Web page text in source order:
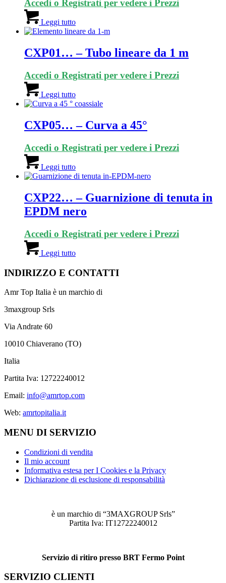
Accedi o Registrati per vedere i Prezzi
Leggi tutto
CXP01… – Tubo lineare da 1 m
Accedi o Registrati per vedere i Prezzi
Leggi tutto
CXP05… – Curva a 45°
Accedi o Registrati per vedere i Prezzi
Leggi tutto
CXP22… – Guarnizione di tenuta in
EPDM nero
Accedi o Registrati per vedere i Prezzi
Leggi tutto
INDIRIZZO E CONTATTI
Amr Top Italia è un marchio di
3maxgroup Srls
Via Andrate 60
10010 Chiaverano (TO)
Italia
Partita Iva: 12722240012
Email: info@amrtop.com
Web: amrtopitalia.it
MENU DI SERVIZIO
Condizioni di vendita
Il mio account
Informativa estesa per I Cookies e la Privacy
Dichiarazione di esclusione di responsabilità
è un marchio di “3MAXGROUP Srls”
Partita Iva: IT12722240012
Servizio di ritiro presso BRT Fermo Point
SERVIZIO CLIENTI